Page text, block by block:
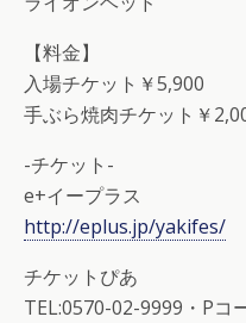
【料金】
入場チケット￥5,900
手ぶら焼肉チケット￥
-チケット-
e+イープラス
http://eplus.jp/yakifes/
チケットぴあ
TEL:0570-02-9999・Pコ